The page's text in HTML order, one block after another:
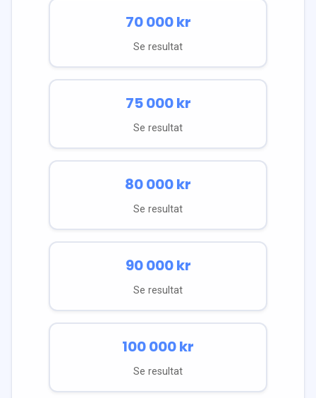
70 000kr
Se resultat
75 000kr
Se resultat
80 000kr
Se resultat
90 000kr
Se resultat
100 000kr
Se resultat